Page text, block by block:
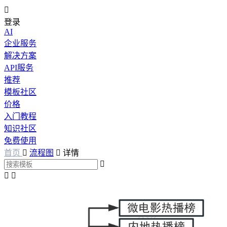

登录
AI
企业服务
解决方案
API服务
推荐
模板社区
价格
入门教程
知识社区
免费使用
首页  流程图  详情

 